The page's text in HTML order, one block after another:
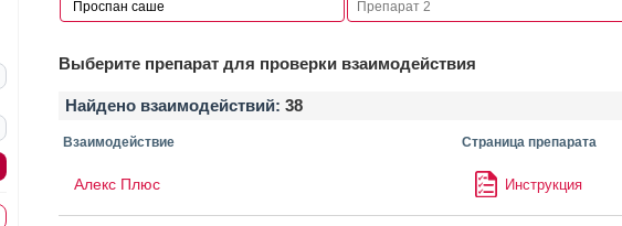
Выберите препарат для проверки взаимодействия
Найдено взаимодействий: 38
Взаимодействие Страница препарата
Алекс Плюс Инструкция